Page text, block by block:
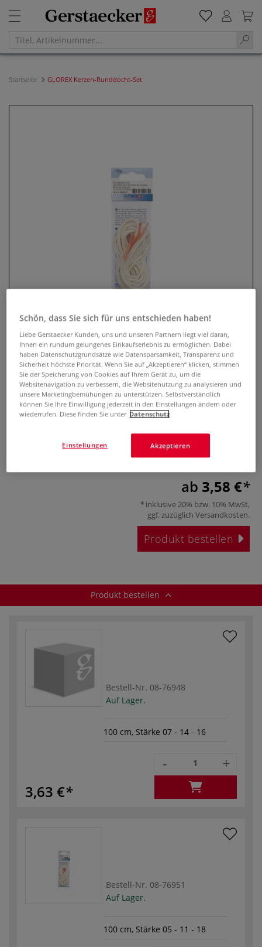
Startseite GLOREX Kerzen-Runddocht-Set
GLOREX Kerzen-Runddocht-Set
0 Bewertungen
Runddocht-Sortimente. Jede Packung enthält 3
verschiedene Dochtstärken, jeweils 100 cm lang.
ab 3,58 €
inklusive 20% bzw. 10% MwSt,
ggf. zuzüglich Versandkosten.
Produkt bestellen
Produkt bestellen
Bestell-Nr. 08-76948
Auf Lager.
100 cm, Stärke 07 - 14 - 16
3,63 €
- +
Bestell-Nr. 08-76951
Auf Lager.
100 cm, Stärke 05 - 11 - 18
Schön, dass Sie sich für uns entschieden haben!
Liebe Gerstaecker Kunden, uns und unseren Partnern liegt viel daran,
Ihnen ein rundum gelungenes Einkaufserlebnis zu ermöglichen. Dabei
haben Datenschutzgrundsätze wie Datensparsamkeit, Transparenz und
Sicherheit höchste Priorität. Wenn Sie auf „Akzeptieren“ klicken, stimmen
Sie der Speicherung von Cookies auf Ihrem Gerät zu, um die
Websitenavigation zu verbessern, die Websitenutzung zu analysieren und
unsere Marketingbemühungen zu unterstützen. Selbstverständlich
können Sie Ihre Einwilligung jederzeit in den Einstellungen ändern oder
wiederrufen. Diese finden Sie unter Datenschutz
Akzeptieren
Einstellungen